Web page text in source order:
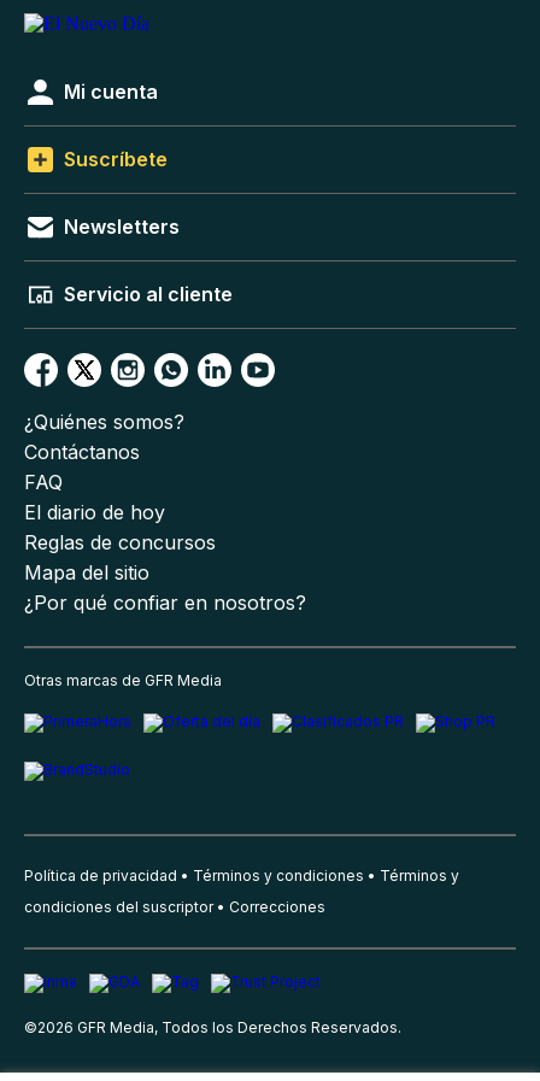
Mi cuenta
Suscríbete
Newsletters
Servicio al cliente
¿Quiénes somos?
Contáctanos
FAQ
El diario de hoy
Reglas de concursos
Mapa del sitio
¿Por qué confiar en nosotros?
Otras marcas de GFR Media
Política de privacidad Términos y condiciones
Términos y
condiciones del suscriptor
Correcciones
©2026 GFR Media, Todos los Derechos Reservados.